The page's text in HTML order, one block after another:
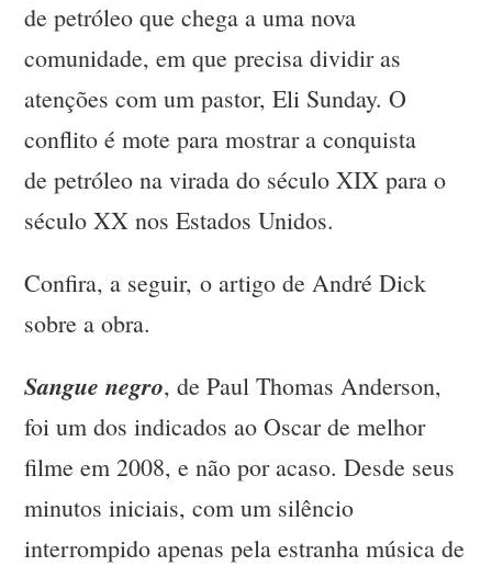
de petróleo que chega a uma nova
comunidade, em que precisa dividir as
atenções com um pastor, Eli Sunday. O
conflito é mote para mostrar a conquista
de petróleo na virada do século XIX para o
século XX nos Estados Unidos.
Confira, a seguir, o artigo de André Dick
sobre a obra.
Sangue negro, de Paul Thomas Anderson,
foi um dos indicados ao Oscar de melhor
filme em 2008, e não por acaso. Desde seus
minutos iniciais, com um silêncio
interrompido apenas pela estranha música de